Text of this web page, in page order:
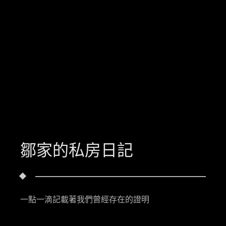
鄒家的私房日記
一點一滴記載著我們曾經存在的證明